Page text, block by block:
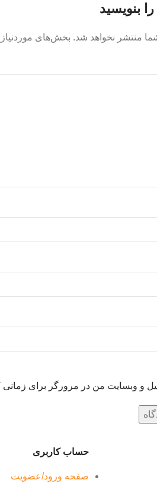
بنویسید
منتشر نخواهد شد. بخش‌های
و وبسایت من در مرورگر برای
حساب کاربری
صفحه ورود/عضویت